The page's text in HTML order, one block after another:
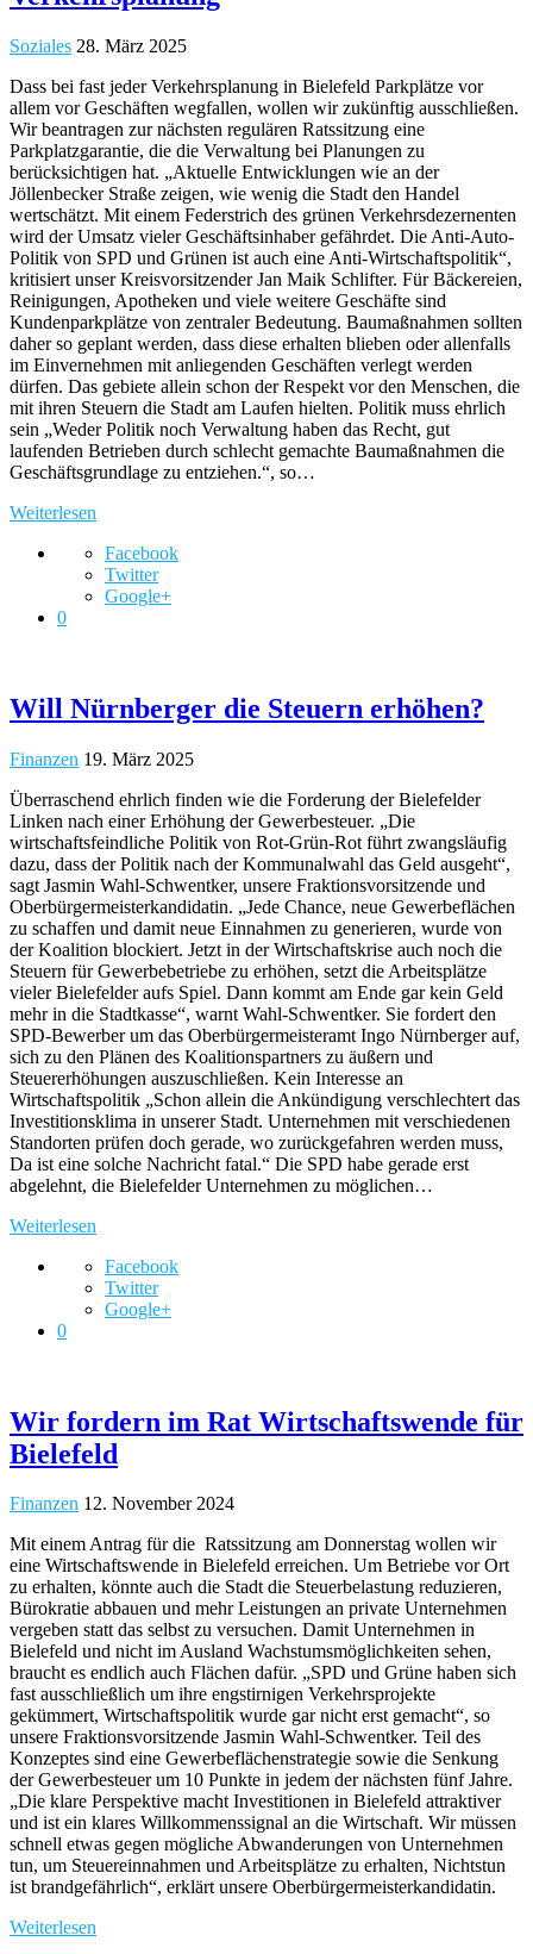
Soziales 28. März 2025
Dass bei fast jeder Verkehrsplanung in Bielefeld Parkplätze vor
allem vor Geschäften wegfallen, wollen wir zukünftig ausschließen.
Wir beantragen zur nächsten regulären Ratssitzung eine
Parkplatzgarantie, die die Verwaltung bei Planungen zu
berücksichtigen hat. „Aktuelle Entwicklungen wie an der
Jöllenbecker Straße zeigen, wie wenig die Stadt den Handel
wertschätzt. Mit einem Federstrich des grünen Verkehrsdezernenten
wird der Umsatz vieler Geschäftsinhaber gefährdet. Die Anti-Auto-
Politik von SPD und Grünen ist auch eine Anti-Wirtschaftspolitik“,
kritisiert unser Kreisvorsitzender Jan Maik Schlifter. Für Bäckereien,
Reinigungen, Apotheken und viele weitere Geschäfte sind
Kundenparkplätze von zentraler Bedeutung. Baumaßnahmen sollten
daher so geplant werden, dass diese erhalten blieben oder allenfalls
im Einvernehmen mit anliegenden Geschäften verlegt werden
dürfen. Das gebiete allein schon der Respekt vor den Menschen, die
mit ihren Steuern die Stadt am Laufen hielten. Politik muss ehrlich
sein „Weder Politik noch Verwaltung haben das Recht, gut
laufenden Betrieben durch schlecht gemachte Baumaßnahmen die
Geschäftsgrundlage zu entziehen.“, so…
Weiterlesen
Facebook
Twitter
Google+
0
Will Nürnberger die Steuern erhöhen?
Finanzen 19. März 2025
Überraschend ehrlich finden wie die Forderung der Bielefelder
Linken nach einer Erhöhung der Gewerbesteuer. „Die
wirtschaftsfeindliche Politik von Rot-Grün-Rot führt zwangsläufig
dazu, dass der Politik nach der Kommunalwahl das Geld ausgeht“,
sagt Jasmin Wahl-Schwentker, unsere Fraktionsvorsitzende und
Oberbürgermeisterkandidatin. „Jede Chance, neue Gewerbeflächen
zu schaffen und damit neue Einnahmen zu generieren, wurde von
der Koalition blockiert. Jetzt in der Wirtschaftskrise auch noch die
Steuern für Gewerbebetriebe zu erhöhen, setzt die Arbeitsplätze
vieler Bielefelder aufs Spiel. Dann kommt am Ende gar kein Geld
mehr in die Stadtkasse“, warnt Wahl-Schwentker. Sie fordert den
SPD-Bewerber um das Oberbürgermeisteramt Ingo Nürnberger auf,
sich zu den Plänen des Koalitionspartners zu äußern und
Steuererhöhungen auszuschließen. Kein Interesse an
Wirtschaftspolitik „Schon allein die Ankündigung verschlechtert das
Investitionsklima in unserer Stadt. Unternehmen mit verschiedenen
Standorten prüfen doch gerade, wo zurückgefahren werden muss,
Da ist eine solche Nachricht fatal.“ Die SPD habe gerade erst
abgelehnt, die Bielefelder Unternehmen zu möglichen…
Weiterlesen
Facebook
Twitter
Google+
0
Wir fordern im Rat Wirtschaftswende für
Bielefeld
Finanzen 12. November 2024
Mit einem Antrag für die Ratssitzung am Donnerstag wollen wir
eine Wirtschaftswende in Bielefeld erreichen. Um Betriebe vor Ort
zu erhalten, könnte auch die Stadt die Steuerbelastung reduzieren,
Bürokratie abbauen und mehr Leistungen an private Unternehmen
vergeben statt das selbst zu versuchen. Damit Unternehmen in
Bielefeld und nicht im Ausland Wachstumsmöglichkeiten sehen,
braucht es endlich auch Flächen dafür. „SPD und Grüne haben sich
fast ausschließlich um ihre engstirnigen Verkehrsprojekte
gekümmert, Wirtschaftspolitik wurde gar nicht erst gemacht“, so
unsere Fraktionsvorsitzende Jasmin Wahl-Schwentker. Teil des
Konzeptes sind eine Gewerbeflächenstrategie sowie die Senkung
der Gewerbesteuer um 10 Punkte in jedem der nächsten fünf Jahre.
„Die klare Perspektive macht Investitionen in Bielefeld attraktiver
und ist ein klares Willkommenssignal an die Wirtschaft. Wir müssen
schnell etwas gegen mögliche Abwanderungen von Unternehmen
tun, um Steuereinnahmen und Arbeitsplätze zu erhalten, Nichtstun
ist brandgefährlich“, erklärt unsere Oberbürgermeisterkandidatin.
Weiterlesen